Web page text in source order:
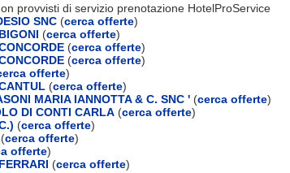
provvisti di servizio prenotazione HotelProService
SNC (cerca offerte)
(cerca offerte)
(cerca offerte)
(cerca offerte)
offerte)
(cerca offerte)
MARIA IANNOTTA & C. SNC ' (cerca offerte)
DI CONTI CARLA (cerca offerte)
(cerca offerte)
(cerca offerte)
offerte)
(cerca offerte)